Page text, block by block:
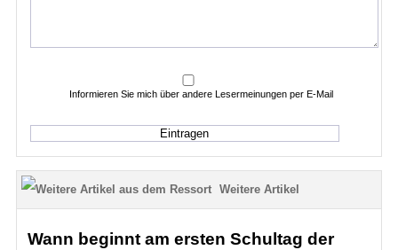
Informieren Sie mich über andere Lesermeinungen per E-Mail
Weitere Artikel
Wann beginnt am ersten Schultag der